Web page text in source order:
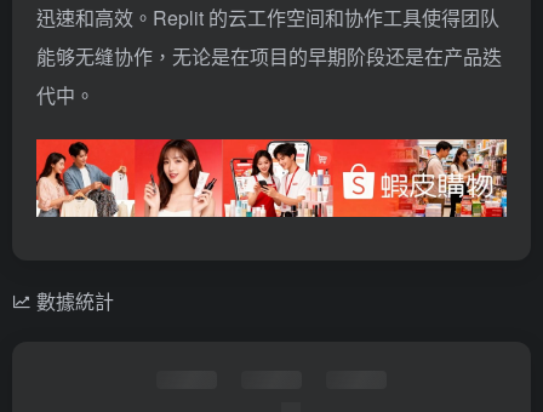
迅速和高效。Replit 的云工作空间和协作工具使得团队
能够无缝协作，无论是在项目的早期阶段还是在产品迭
代中。
數據統計